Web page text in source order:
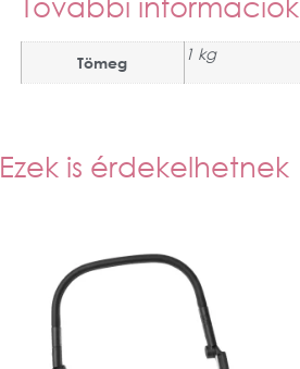
Tömeg 1 kg
Ezek is érdekelhetnek